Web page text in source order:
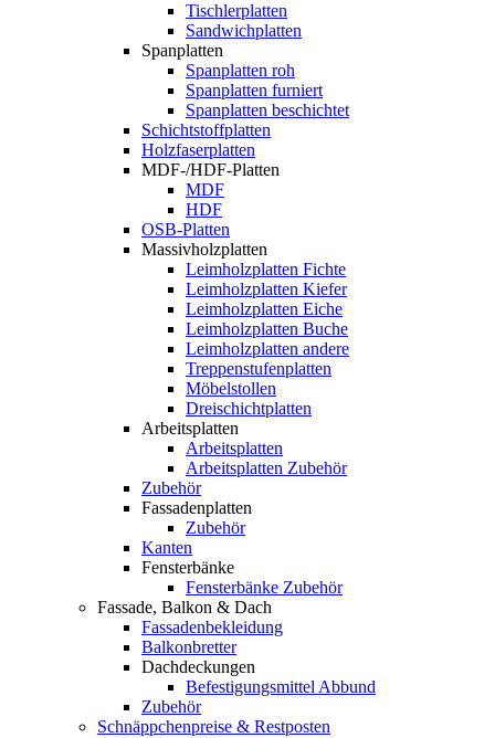
Tischlerplatten
Sandwichplatten
Spanplatten
Spanplatten roh
Spanplatten furniert
Spanplatten beschichtet
Schichtstoffplatten
Holzfaserplatten
MDF-/HDF-Platten
MDF
HDF
OSB-Platten
Massivholzplatten
Leimholzplatten Fichte
Leimholzplatten Kiefer
Leimholzplatten Eiche
Leimholzplatten Buche
Leimholzplatten andere
Treppenstufenplatten
Möbelstollen
Dreischichtplatten
Arbeitsplatten
Arbeitsplatten
Arbeitsplatten Zubehör
Zubehör
Fassadenplatten
Zubehör
Kanten
Fensterbänke
Fensterbänke Zubehör
Fassade, Balkon & Dach
Fassadenbekleidung
Balkonbretter
Dachdeckungen
Befestigungsmittel Abbund
Zubehör
Schnäppchenpreise & Restposten